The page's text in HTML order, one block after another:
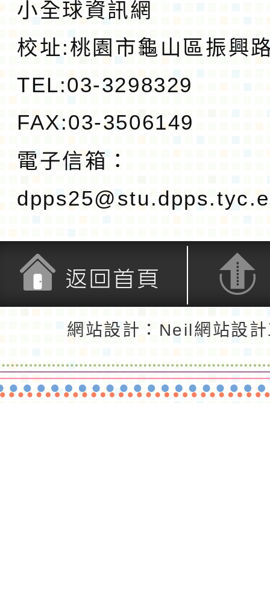
小全球資訊網
校址:桃園市龜山區振興
TEL:03-3298329
FAX:03-3506149
電子信箱：
返回頂端
網站設計：Neil網站設